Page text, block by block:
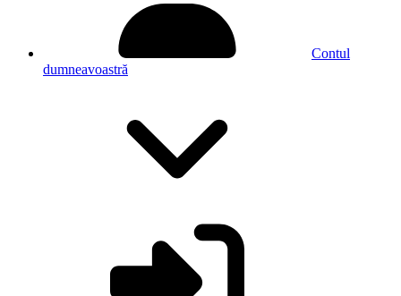
Contul
dumneavoastră